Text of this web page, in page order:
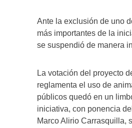
Ante la exclusión de uno
más importantes de la
se suspendió de manera
La votación del proyecto
reglamenta el uso de
públicos quedó en un
iniciativa, con ponencia
Marco Alirio Carrasquilla,